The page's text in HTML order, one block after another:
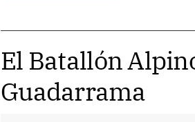
El Batallón
Guadarrama